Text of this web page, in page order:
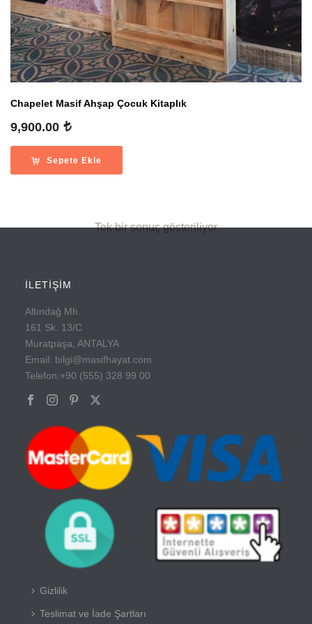
Chapelet Masif Ahşap Çocuk Kitaplık
9,900.00
Sepete Ekle
Tek bir sonuç gösteriliyor
İLETİŞİM
Altındağ Mh.
161 Sk. 13/C
Muratpaşa, ANTALYA
Email: bilgi@masifhayat.com
Telefon:+90 (555) 328 99 00
Gizlilik
Teslimat ve İade Şartları